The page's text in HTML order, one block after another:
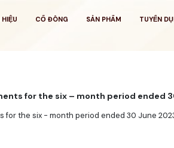
CỔ ĐÔNG SẢN PHẨM TUYỂN
for the six – month period ended
for the six - month period ended 30 June